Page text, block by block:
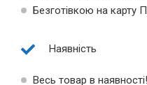
Безготівкою на карту
Наявність
Весь товар в наявності!